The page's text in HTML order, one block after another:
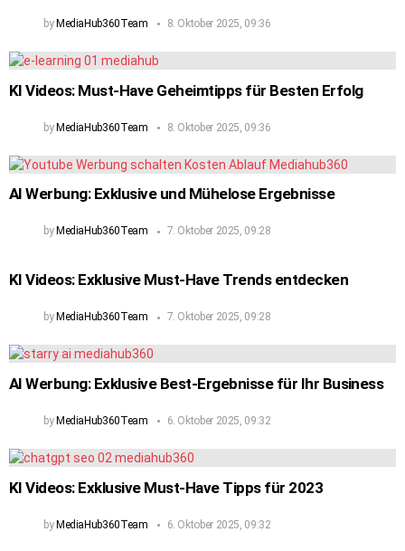
by MediaHub360Team 8. Oktober 2025, 09:36
KI Videos: Must-Have Geheimtipps für Besten Erfolg
byMediaHub360Team 8. Oktober 2025, 09:36
AI Werbung: Exklusive und Mühelose Ergebnisse
by MediaHub360Team 7. Oktober 2025, 09:28
KI Videos: Exklusive Must-Have Trends entdecken
by MediaHub360Team 7. Oktober 2025, 09:28
AI Werbung: Exklusive Best-Ergebnisse für Ihr Business
by MediaHub360Team 6. Oktober 2025, 09:32
KI Videos: Exklusive Must-Have Tipps für 2023
byMediaHub360Team 6. Oktober 2025, 09:32